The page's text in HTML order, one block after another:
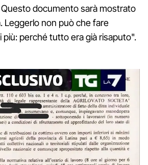
Questo documento sarà mostrato
Leggerlo non può che fare
più: perché tutto era già risaputo".